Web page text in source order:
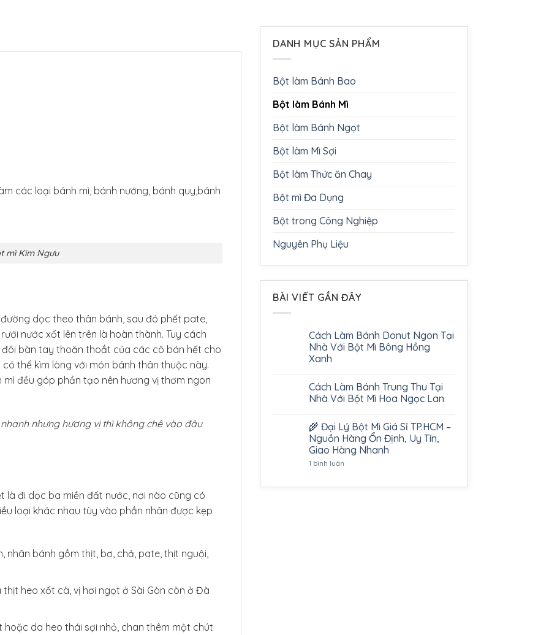
các loại bánh mì, bánh nướng, bánh quy,bánh
mì Kim Ngưu
dọc theo thân bánh, sau đó phết pate,
nước xốt lên trên là hoàn thành. Tuy cách
đôi bàn tay thoăn thoắt của các cô bán hết cho
thể kìm lòng với món bánh thân thuộc này.
đều góp phần tạo nên hương vị thơm ngon
nhưng hương vị thì không chê vào đâu
là đi dọc ba miền đất nước, nơi nào cũng có
loại khác nhau tùy vào phần nhân được kẹp
nhân bánh gồm thịt, bơ, chả, pate, thịt nguội,
thịt heo xốt cà, vị hơi ngọt ở Sài Gòn còn ở Đà
hoặc da heo thái sợi nhỏ, chan thêm một chút
DANH MỤC SẢN PHẨM
Bột làm Bánh Bao
Bột làm Bánh Mì
Bột làm Bánh Ngọt
Bột làm Mì Sợi
Bột làm Thức ăn Chay
Bột mì Đa Dụng
Bột trong Công Nghiệp
Nguyên Phụ Liệu
BÀI VIẾT GẦN ĐÂY
Cách Làm Bánh Donut Ngon Tại
Nhà Với Bột Mì Bông Hồng
Xanh
Cách Làm Bánh Trung Thu Tại
Nhà Với Bột Mì Hoa Ngọc Lan
🌾 Đại Lý Bột Mì Giá Sỉ TP.HCM –
Nguồn Hàng Ổn Định, Uy Tín,
Giao Hàng Nhanh
1 bình luận
Lý